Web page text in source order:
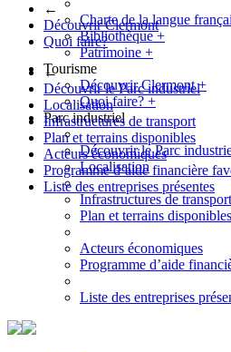
←
Découvrir Clermont
Quoi faire?
←
Découvrir le Parc industriel
Localisation
Infrastructures de transport
Plan et terrains disponibles
Acteurs économiques
Programme d’aide financière
Liste des entreprises présentes
Charte de la langue
Bibliothèque+
Patrimoine +
Tourisme
Découvrir Clermont+
Quoi faire? +
Parc industriel
Découvrir le Parc
Localisation
Infrastructures de transport
Plan et terrains disponibles
Acteurs économiques
Programme d’aide
Liste des entreprises